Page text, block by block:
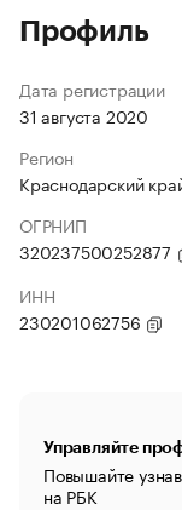
Профиль
Дата регистрации
31 августа 2020
Регион
Краснодарский
ОГРНИП
320237500252877
ИНН
230201062756
Управляйте
Повышайте
на РБК